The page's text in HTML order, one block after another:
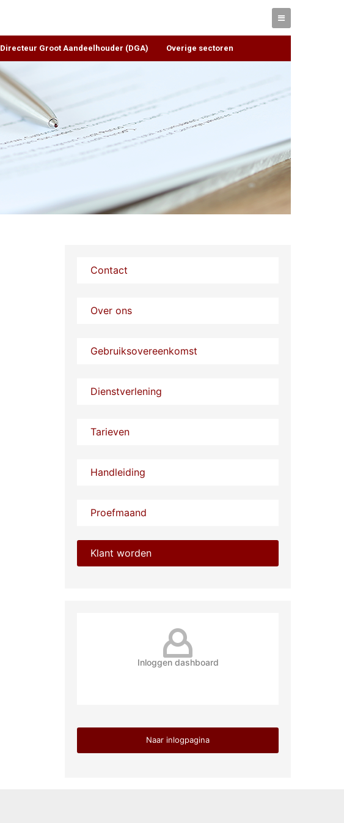
Directeur Groot Aandeelhouder (DGA) Overige sectoren
Contact
Over ons
Gebruiksovereenkomst
Dienstverlening
Tarieven
Handleiding
Proefmaand
Klant worden
Inloggen dashboard
Naar inlogpagina